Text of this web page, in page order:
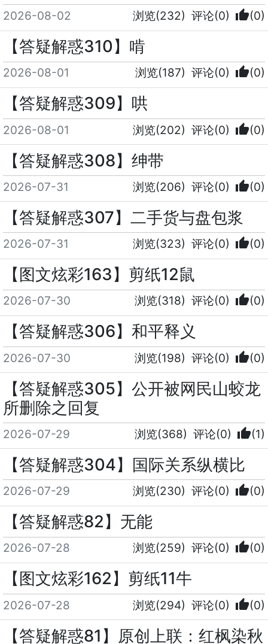
2026-08-02 浏览(232) 评论(0) thumb_up(0)
【答疑解惑310】啃
2026-08-01 浏览(187) 评论(0) thumb_up(0)
【答疑解惑309】哄
2026-08-01 浏览(202) 评论(0) thumb_up(0)
【答疑解惑308】绅带
2026-07-31 浏览(206) 评论(0) thumb_up(0)
【答疑解惑307】二手货与盘包浆
2026-07-31 浏览(323) 评论(0) thumb_up(0)
【图文炫彩163】剪纸12鼠
2026-07-30 浏览(318) 评论(0) thumb_up(0)
【答疑解惑306】和平释义
2026-07-30 浏览(198) 评论(0) thumb_up(0)
【答疑解惑305】公开被网民山蛟龙
所删除之回复
2026-07-29 浏览(368) 评论(0) thumb_up(1)
【答疑解惑304】国际关系纵横比
2026-07-29 浏览(230) 评论(0) thumb_up(0)
【答疑解惑82】无能
2026-07-28 浏览(259) 评论(0) thumb_up(0)
【图文炫彩162】剪纸11牛
2026-07-28 浏览(294) 评论(0) thumb_up(0)
【答疑解惑81】原创上联：红枫染秋